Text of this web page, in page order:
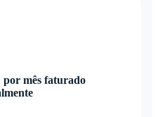
por mês faturado